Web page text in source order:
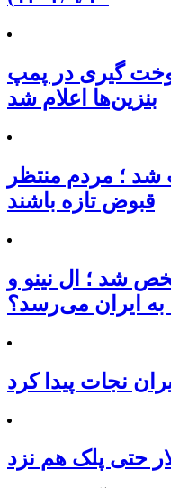
گیری در پمپ
بنزین‌ها اعلام شد
شد ؛ مردم منتظر
قبوض تازه باشند
شد ؛ ال نینو و
ایران می‌رسد؟
نجات پیدا کرد